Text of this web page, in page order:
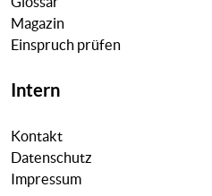
Magazin
Einspruch prüfen
Intern
Kontakt
Datenschutz
Impressum